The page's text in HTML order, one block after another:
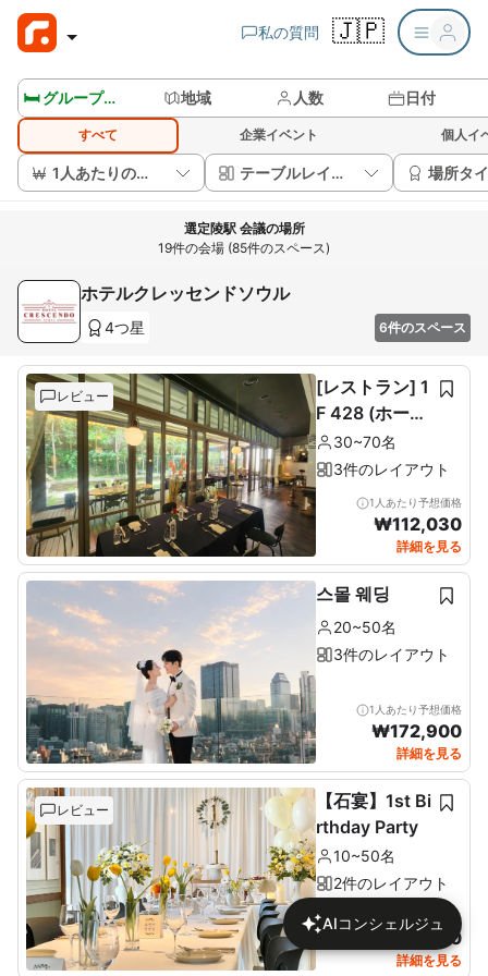
私の質問 🇯🇵
🛏️ グループルームを見る 地域 人数 日付
すべて 企業イベント 個人イ
1人あたりの価格 テーブルレイアウト 場所タ
選定陵駅 会議の場所
19件の会場 (85件のスペース)
ホテルクレッセンドソウル
4つ星 6件のスペース
レビュー
[レストラン] 1
F 428 (ホール
60席+ルーム1
0席)
30~70名
3件のレイアウト
1人あたり予想価格
₩112,030
詳細を見る
스몰 웨딩
20~50名
3件のレイアウト
1人あたり予想価格
₩172,900
詳細を見る
レビュー
【石宴】1st Bi
rthday Party
10~50名
2件のレイアウト
1人あたり予想価格
137,680
詳細を見る
AIコンシェルジュ